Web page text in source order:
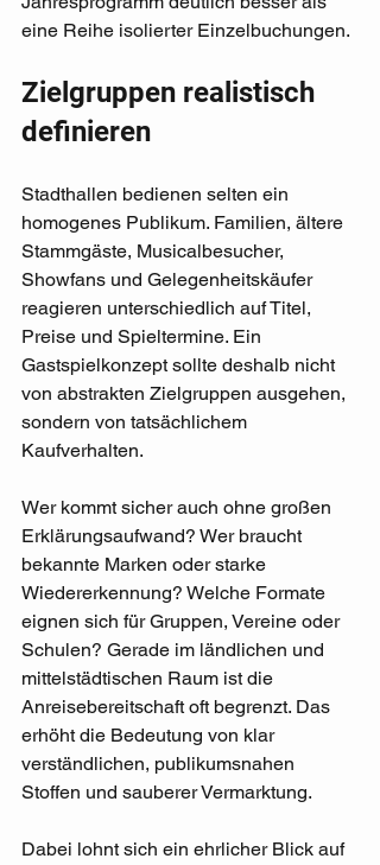
eine Reihe isolierter Einzelbuchungen.
Zielgruppen realistisch
definieren
Stadthallen bedienen selten ein
homogenes Publikum. Familien, ältere
Stammgäste, Musicalbesucher,
Showfans und Gelegenheitskäufer
reagieren unterschiedlich auf Titel,
Preise und Spieltermine. Ein
Gastspielkonzept sollte deshalb nicht
von abstrakten Zielgruppen ausgehen,
sondern von tatsächlichem
Kaufverhalten.
Wer kommt sicher auch ohne großen
Erklärungsaufwand? Wer braucht
bekannte Marken oder starke
Wiedererkennung? Welche Formate
eignen sich für Gruppen, Vereine oder
Schulen? Gerade im ländlichen und
mittelstädtischen Raum ist die
Anreisebereitschaft oft begrenzt. Das
erhöht die Bedeutung von klar
verständlichen, publikumsnahen
Stoffen und sauberer Vermarktung.
Dabei lohnt sich ein ehrlicher Blick auf